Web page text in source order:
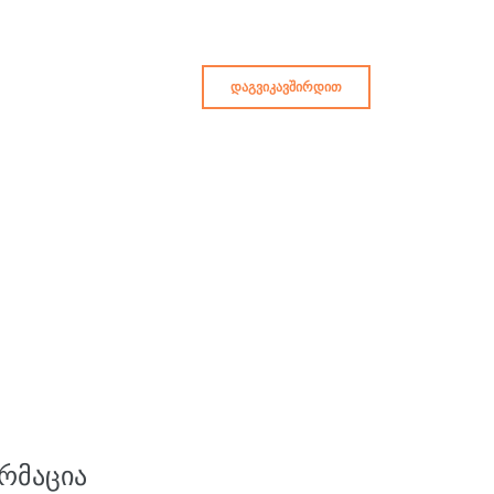
ᲓᲐᲒᲕᲘᲙᲐᲕᲨᲘᲠᲓᲘᲗ